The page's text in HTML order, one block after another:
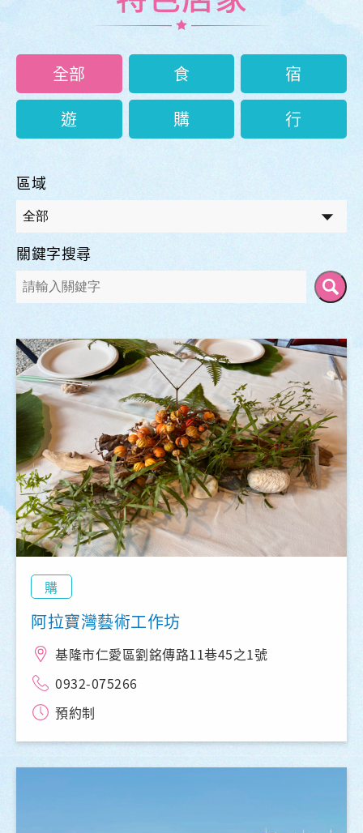
全部 食
宿
遊
購 行
區域
關鍵字搜尋
購
阿拉寶灣藝術工作坊
基隆市仁愛區劉銘傳路11巷45之1號
0932-075266
預約制